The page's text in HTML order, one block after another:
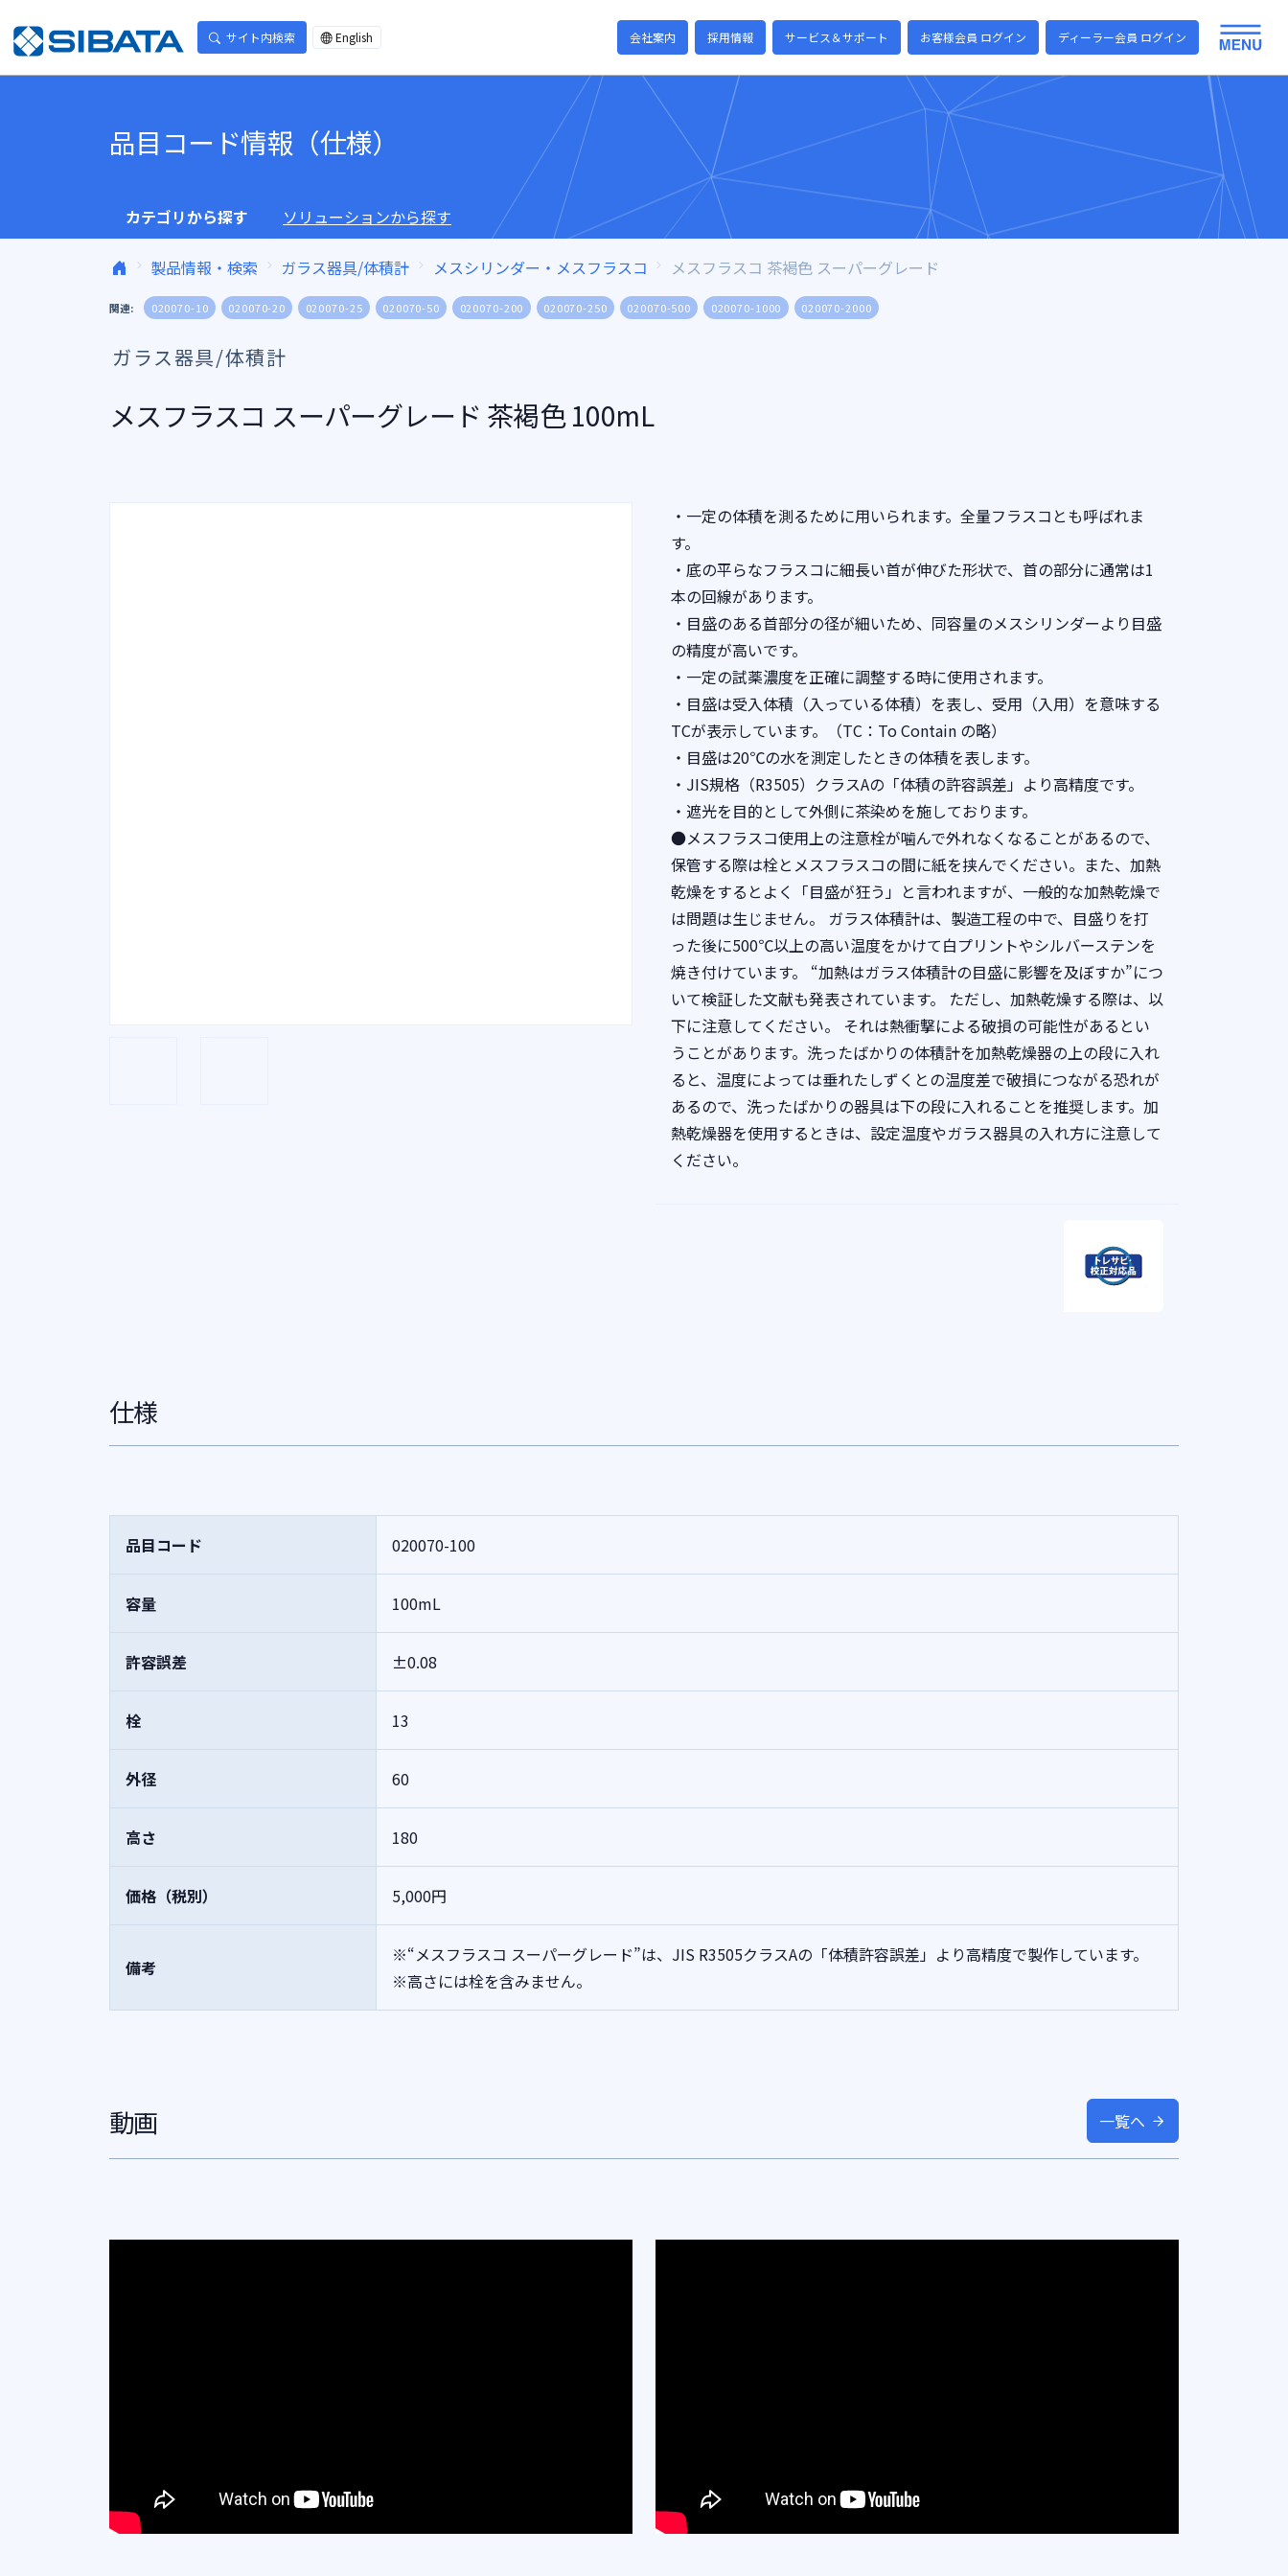
サイト内検索 English 会社案内 採用情報 サービス＆サポート お客様会員 ログイン ディーラー会員 ログイン
品目コード情報（仕様）
カテゴリから探す ソリューションから探す
製品情報・検索 ガラス器具/体積計 メスシリンダー・メスフラスコ メスフラスコ 茶褐色 スーパーグレード
関連: 020070-10 020070-20 020070-25 020070-50 020070-200 020070-250 020070-500 020070-1000 020070-2000
ガラス器具/体積計
メスフラスコ スーパーグレード 茶褐色 100mL
・一定の体積を測るために用いられます。全量フラスコとも呼ばれま
す。
・底の平らなフラスコに細長い首が伸びた形状で、首の部分に通常は1
本の回線があります。
・目盛のある首部分の径が細いため、同容量のメスシリンダーより目盛
の精度が高いです。
・一定の試薬濃度を正確に調整する時に使用されます。
・目盛は受入体積（入っている体積）を表し、受用（入用）を意味する
TCが表示しています。（TC：To Contain の略）
・目盛は20℃の水を測定したときの体積を表します。
・JIS規格（R3505）クラスAの「体積の許容誤差」より高精度です。
・遮光を目的として外側に茶染めを施しております。
●メスフラスコ使用上の注意栓が噛んで外れなくなることがあるので、
保管する際は栓とメスフラスコの間に紙を挟んでください。また、加熱
乾燥をするとよく「目盛が狂う」と言われますが、一般的な加熱乾燥で
は問題は生じません。 ガラス体積計は、製造工程の中で、目盛りを打
った後に500℃以上の高い温度をかけて白プリントやシルバーステンを
焼き付けています。 “加熱はガラス体積計の目盛に影響を及ぼすか”につ
いて検証した文献も発表されています。 ただし、加熱乾燥する際は、以
下に注意してください。 それは熱衝撃による破損の可能性があるとい
うことがあります。洗ったばかりの体積計を加熱乾燥器の上の段に入れ
ると、温度によっては垂れたしずくとの温度差で破損につながる恐れが
あるので、洗ったばかりの器具は下の段に入れることを推奨します。加
熱乾燥器を使用するときは、設定温度やガラス器具の入れ方に注意して
ください。
仕様
品目コード 020070-100
容量 100mL
許容誤差 ±0.08
栓 13
外径 60
高さ 180
価格（税別） 5,000円
備考
※“メスフラスコ スーパーグレード”は、JIS R3505クラスAの「体積許容誤差」より高精度で製作しています。
※高さには栓を含みません。
動画 一覧へ